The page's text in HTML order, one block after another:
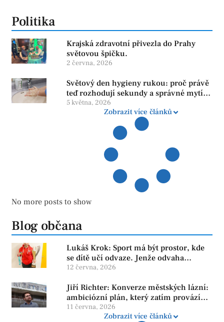
Politika
Krajská zdravotní přivezla do Prahy
světovou špičku.
2 června, 2026
Světový den hygieny rukou: proč právě
teď rozhodují sekundy a správné mytí
rukou
5 května, 2026
Zobrazit více článků
No more posts to show
Blog občana
Lukáš Krok: Sport má být prostor, kde
se dítě učí odvaze. Jenže odvaha
neroste tam, kde se bojí udělat chybu.
12 června, 2026
Jiří Richter: Konverze městských lázní:
ambiciózní plán, který zatím provází
více otazníků než jistot
11 června, 2026
Zobrazit více článků